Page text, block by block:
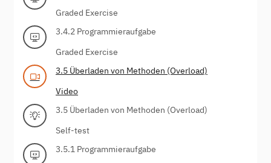
Graded Exercise
3.4.2 Programmieraufgabe
Graded Exercise
3.5 Überladen von Methoden (Overload)
Video
3.5 Überladen von Methoden (Overload)
Self-test
3.5.1 Programmieraufgabe